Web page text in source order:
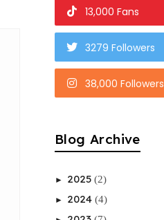
13,000 Fans
3279 Followers
38,000 Followers
Blog Archive
► 2025 (2)
► 2024 (4)